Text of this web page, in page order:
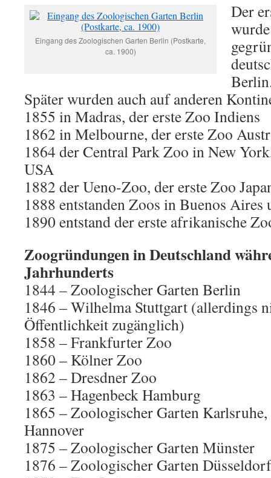
Eingang des Zoologischen Garten Berlin (Postkarte,
ca. 1900)
Der
Später wurden auch auf anderen
1855 in Madras, der erste Zoo Indiens
1862 in Melbourne, der erste Zoo
1864 der Central Park Zoo in New
USA
1882 der Ueno-Zoo, der erste Zoo
1888 entstanden Zoos in Buenos Aires
1890 entstand der erste afrikanische
Zoogründungen in Deutschland
Jahrhunderts
1844 – Zoologischer Garten Berlin
1846 – Wilhelma Stuttgart (allerdings
Öffentlichkeit zugänglich)
1858 – Frankfurter Zoo
1860 – Kölner Zoo
1862 – Dresdner Zoo
1863 – Hagenbeck Hamburg
1865 – Zoologischer Garten
Hannover
1875 – Zoologischer Garten Münster
1876 – Zoologischer Garten Düsseldorf